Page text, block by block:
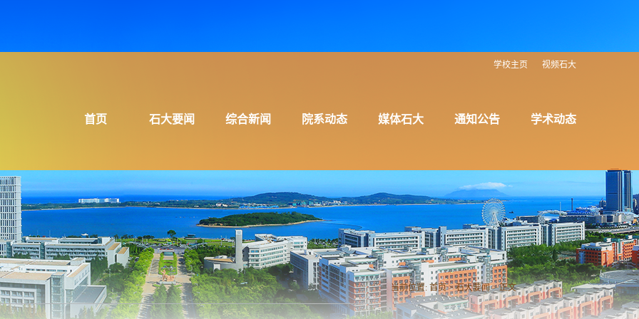
学校主页 视频石大
首页 石大要闻 综合新闻 院系动态 媒体石大 通知公告 学术动态
当前位置: 首页>石大要闻> 正文